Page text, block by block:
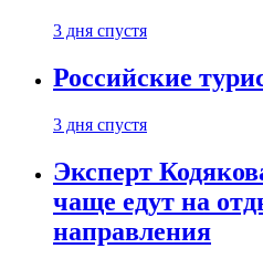
3 дня спустя
Российские
3 дня спустя
Эксперт
чаще едут на
направления